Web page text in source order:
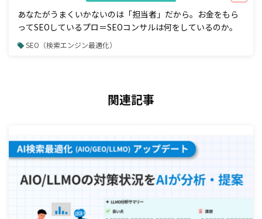
あなたがうまくいかないのは「担当者」だから。お金をもら
ってSEOしているプロ＝SEOコンサルは何をしているのか。
SEO（検索エンジン最適化）
関連記事